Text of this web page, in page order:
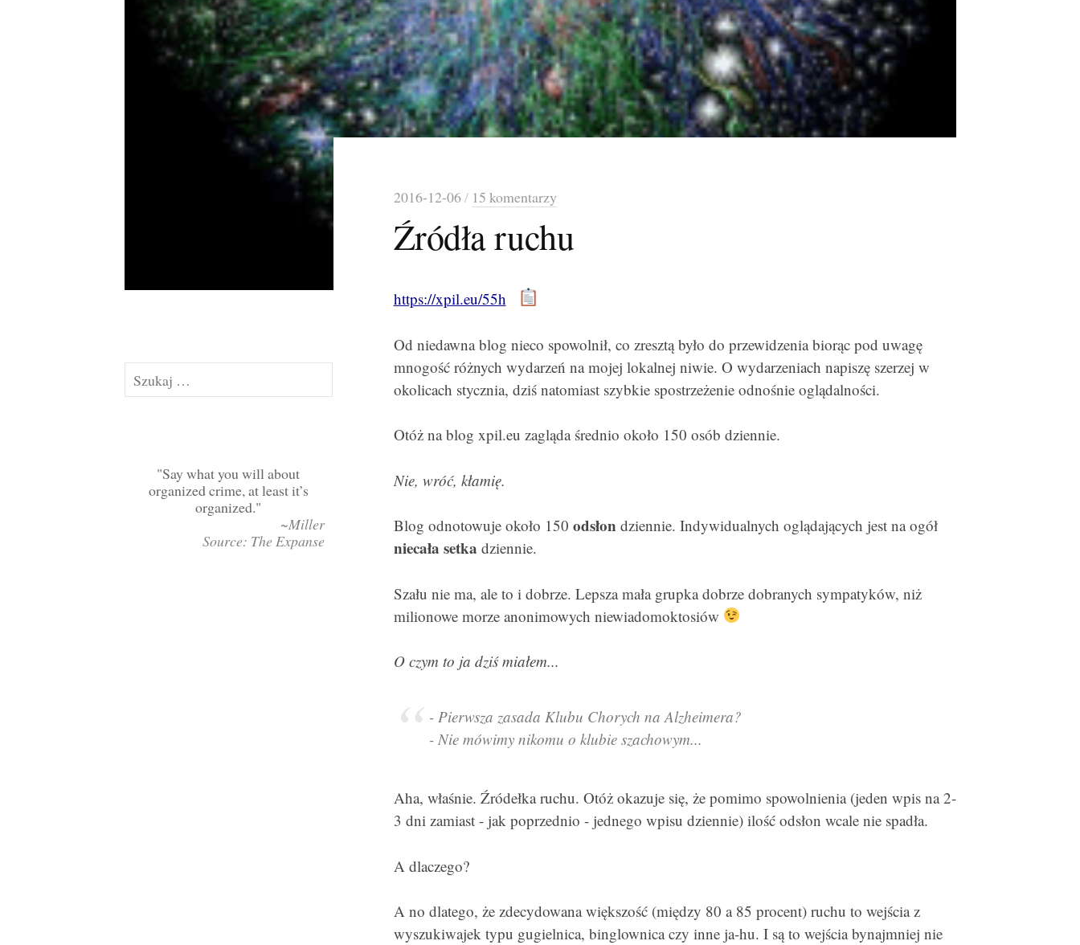
2016-12-06/ 15 komentarzy
Źródła ruchu
https://xpil.eu/55h
Od niedawna blog nieco spowolnił, co zresztą było do przewidzenia biorąc pod uwagę
mnogość różnych wydarzeń na mojej lokalnej niwie. O wydarzeniach napiszę szerzej w
okolicach stycznia, dziś natomiast szybkie spostrzeżenie odnośnie oglądalności.
Otóż na blog xpil.eu zagląda średnio około 150 osób dziennie.
Nie, wróć, kłamię.
Blog odnotowuje około 150 odsłon dziennie. Indywidualnych oglądających jest na ogół
niecała setka dziennie.
Szału nie ma, ale to i dobrze. Lepsza mała grupka dobrze dobranych sympatyków, niż
milionowe morze anonimowych niewiadomoktosiów
O czym to ja dziś miałem...
- Pierwsza zasada Klubu Chorych na Alzheimera?
- Nie mówimy nikomu o klubie szachowym...
Aha, właśnie. Źródełka ruchu. Otóż okazuje się, że pomimo spowolnienia (jeden wpis na 2-
3 dni zamiast - jak poprzednio - jednego wpisu dziennie) ilość odsłon wcale nie spadła.
A dlaczego?
A no dlatego, że zdecydowana większość (między 80 a 85 procent) ruchu to wejścia z
wyszukiwajek typu gugielnica, binglownica czy inne ja-hu. I są to wejścia bynajmniej nie
Szukaj:
Say what you will about
organized crime, at least it’s
organized.
~Miller
Source: The Expanse